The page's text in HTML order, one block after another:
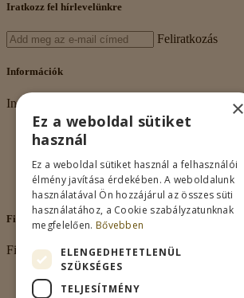
Iratkozz fel hírlevelünkre
Feliratkozás
Információk
Információk
Rólunk
Adatkezelés
Vásárlási feltételek
Nagykereskedelem
Kapcsolat
Fiókom
Fiókom
Fiókom
Rendeléseim
×
Ez a weboldal sütiket
használ
Ez a weboldal sütiket használ a felhasználói
élmény javítása érdekében. A weboldalunk
használatával Ön hozzájárul az összes süti
használatához, a Cookie szabályzatunknak
megfelelően. Bővebben
ELENGEDHETETLENÜL
SZÜKSÉGES
TELJESÍTMÉNY